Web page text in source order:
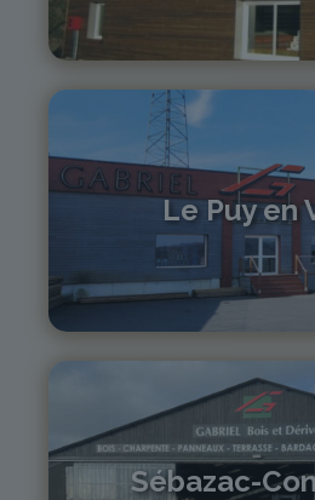
Le Puy en
04 71 01
lepuy@gabriel-
Sébazac-